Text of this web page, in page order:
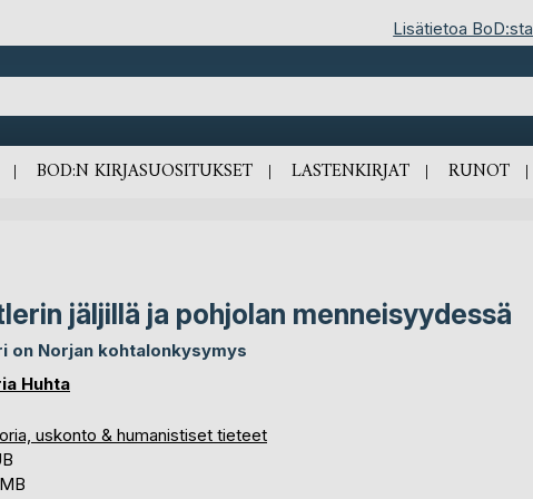
Lisätietoa BoD:sta
BOD:N KIRJASUOSITUKSET LASTENKIRJAT RUNOT
jäljillä ja pohjolan menneisyydessä
on Norjan kohtalonkysymys
Huhta
uskonto & humanistiset tieteet